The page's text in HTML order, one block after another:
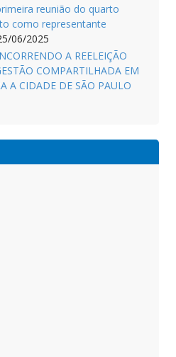
reunião do quarto
como representante
06/2025
A REELEIÇÃO
COMPARTILHADA EM
A CIDADE DE SÃO PAULO